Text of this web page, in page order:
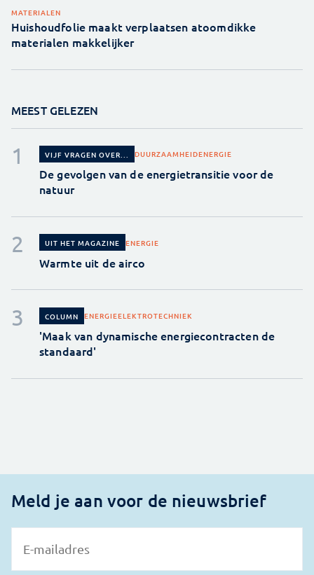
MATERIALEN
Huishoudfolie maakt verplaatsen atoomdikke
materialen makkelijker
MEEST GELEZEN
VIJF VRAGEN OVER... DUURZAAMHEIDENERGIE
De gevolgen van de energietransitie voor de
natuur
UIT HET MAGAZINE ENERGIE
Warmte uit de airco
COLUMN ENERGIEELEKTROTECHNIEK
'Maak van dynamische energiecontracten de
standaard'
Meld je aan voor de nieuwsbrief